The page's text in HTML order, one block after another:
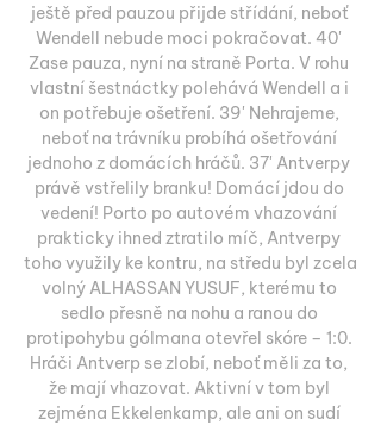
ještě před pauzou přijde střídání, neboť
Wendell nebude moci pokračovat. 40'
Zase pauza, nyní na straně Porta. V rohu
vlastní šestnáctky polehává Wendell a i
on potřebuje ošetření. 39' Nehrajeme,
neboť na trávníku probíhá ošetřování
jednoho z domácích hráčů. 37' Antverpy
právě vstřelily branku! Domácí jdou do
vedení! Porto po autovém vhazování
prakticky ihned ztratilo míč, Antverpy
toho využily ke kontru, na středu byl zcela
volný ALHASSAN YUSUF, kterému to
sedlo přesně na nohu a ranou do
protipohybu gólmana otevřel skóre – 1:0.
Hráči Antverp se zlobí, neboť měli za to,
že mají vhazovat. Aktivní v tom byl
zejména Ekkelenkamp, ale ani on sudí